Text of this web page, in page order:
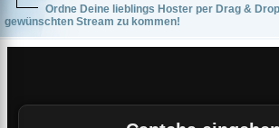
Ordne Deine lieblings Hoster per Drag &
gewünschten Stream zu kommen!